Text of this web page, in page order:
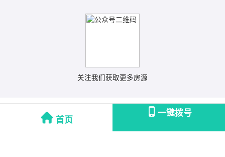
首页
一键拨号
关注我们获取更多房源